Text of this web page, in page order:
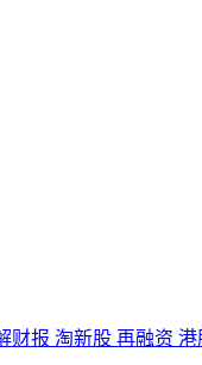
财报 淘新股 再融资